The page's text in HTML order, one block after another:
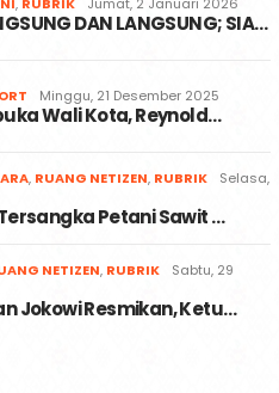
, RUBRIK Jumat, 2 Januari 2026
DAN LANGSUNG; SIA…
Minggu, 21 Desember 2025
Wali Kota, Reynold…
, RUANG NETIZEN, RUBRIK
Selasa,
Petani Sawit …
NETIZEN, RUBRIK
Sabtu, 29
Jokowi Resmikan, Ketu…